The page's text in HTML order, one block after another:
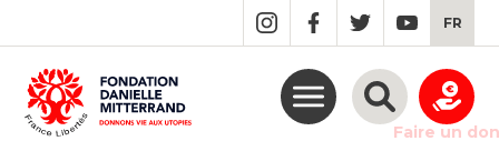
MAIN
CONTENT
FR
Faire un don